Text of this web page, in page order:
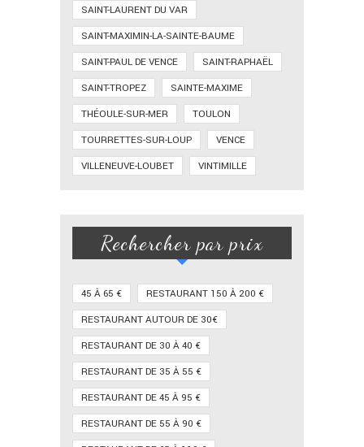
SAINT-LAURENT DU VAR
SAINT-MAXIMIN-LA-SAINTE-BAUME
SAINT-PAUL DE VENCE
SAINT-RAPHAËL
SAINT-TROPEZ
SAINTE-MAXIME
THÉOULE-SUR-MER
TOULON
TOURRETTES-SUR-LOUP
VENCE
VILLENEUVE-LOUBET
VINTIMILLE
Rechercher par prix
45 À 65 €
RESTAURANT 150 À 200 €
RESTAURANT AUTOUR DE 30€
RESTAURANT DE 30 À 40 €
RESTAURANT DE 35 À 55 €
RESTAURANT DE 45 À 95 €
RESTAURANT DE 55 À 90 €